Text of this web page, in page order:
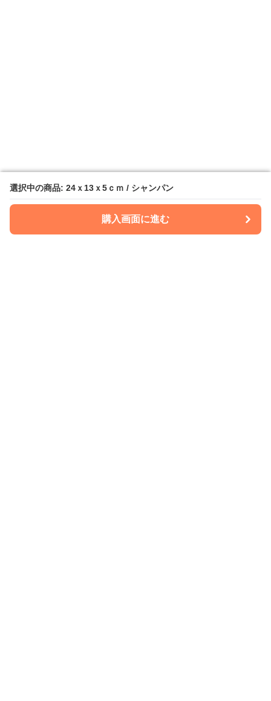
選択中の商品: 24ｘ13ｘ5ｃｍ / シャンパン
購入画面に進む
選択中の商品: 24ｘ13ｘ5ｃｍ / シャンパン
購入画面に進む